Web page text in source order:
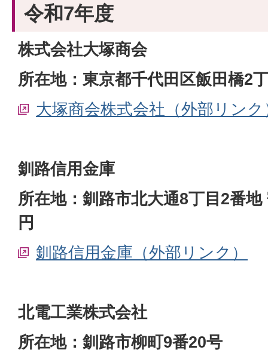
令和7年度
株式会社大塚商会
所在地：東京都千代田区飯田橋2
大塚商会株式会社（外部リンク
釧路信用金庫
所在地：釧路市北大通8丁目2番
円
釧路信用金庫（外部リンク）
北電工業株式会社
所在地：釧路市柳町9番20号